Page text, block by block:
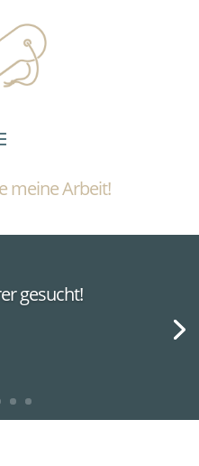
meine Arbeit!
gesucht!